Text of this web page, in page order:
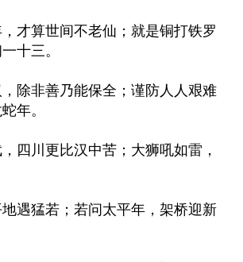
才算世间不老仙；就是铜打铁罗
十三。
除非善乃能保全；谨防人人艰难
年。
四川更比汉中苦；大狮吼如雷，
遇猛若；若问太平年，架桥迎新